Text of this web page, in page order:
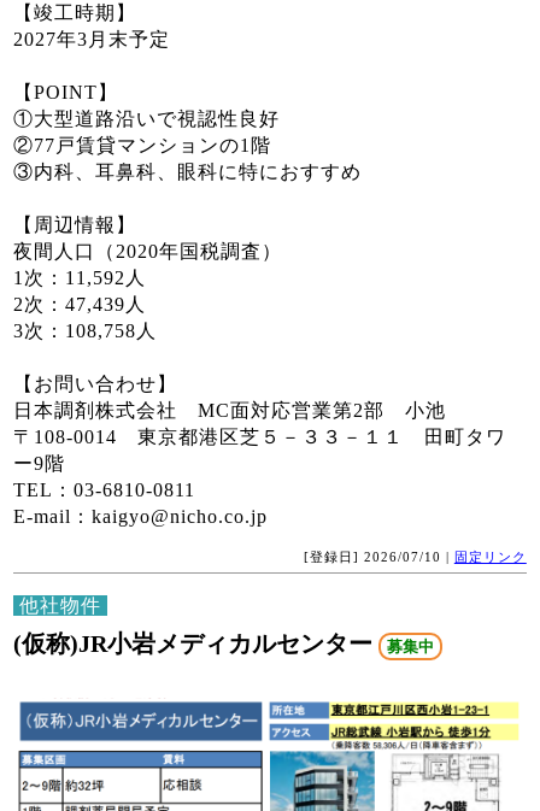
【竣工時期】
2027年3月末予定
【POINT】
①大型道路沿いで視認性良好
②77戸賃貸マンションの1階
③内科、耳鼻科、眼科に特におすすめ
【周辺情報】
夜間人口（2020年国税調査）
1次：11,592人
2次：47,439人
3次：108,758人
【お問い合わせ】
日本調剤株式会社 MC面対応営業第2部 小池
〒108-0014 東京都港区芝５－３３－１１ 田町タワ
ー9階
TEL：03-6810-0811
E-mail：kaigyo@nicho.co.jp
[登録日] 2026/07/10 | 固定リンク
他社物件
(仮称)JR小岩メディカルセンター 募集中